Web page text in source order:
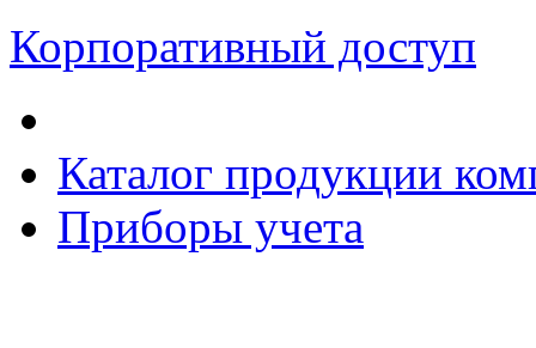
Корпоративный доступ
Каталог продукции
Приборы учета